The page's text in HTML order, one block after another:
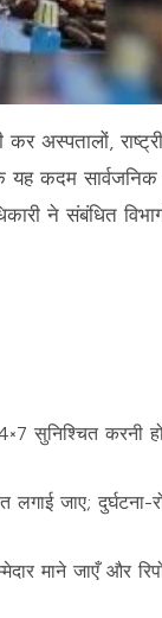
अस्पतालों,
कदम सार्वजनिक
ने संबंधित
सुनिश्चित करनी
लगाई जाए; दुर्घटना-
माने जाएँ और